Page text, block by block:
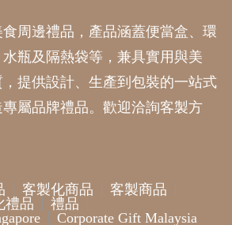
周邊禮品，產品涵蓋便當盒、環
瓶及隔熱袋等，兼具實用與美
提供設計、生產到包裝的一站式
屬品牌禮品。歡迎洽詢客製方
客製化商品
客製商品
禮品
禮品
Corporate Gift Malaysia